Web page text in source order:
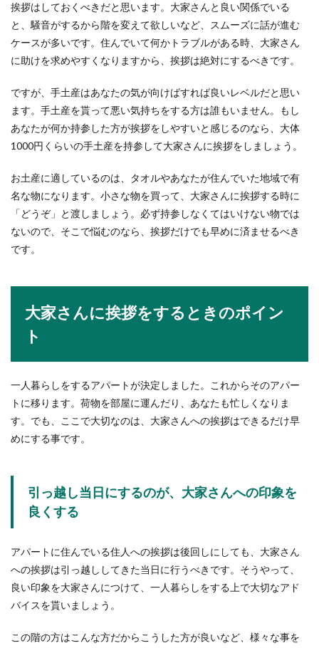
日本...
習方法と上達のコツ
バレーボールの試合はまずサーブから始まりま
す。そのサーブがなかなか上手く入らないと悩ん
でいる方は多い...
スキーとスノボのウェアの違いと兼用
するときの注意点を紹介
能？特徴とデメリット
消えるボールペンは間違った場所を消すことがで
きて便利ですよね。しかしその特徴があることか
ら正式な書類...
挨拶はしておくべきだと思います。大家さんと良い関係でいる
と、騒音がするから階を変えて欲しいなど、スムーズに話が進む
ケースが多いです。住んでいて何かトラブルがある時、大家さん
に助けを求めやすくなりますから、挨拶は絶対にするべきです。
ですが、手土産はあなたの気が向けばすれば良いレベルだと思い
ます。手土産を貰って悪い気持ちをする方は誰もいません。もし
あなたが何か持参した方が挨拶をしやすいと感じるのなら、大体
1000円くらいの手土産を持参して大家さんに挨拶をしましょう。
お土産に適しているのは、タオルやあなたが住んでいた地域で有
名な物になります。小さな物を買って、大家さんに挨拶する時に
「どうぞ」と渡しましょう。必ず持参しなくてはいけない物では
ないので、そこで悩むのなら、挨拶だけでも早めに済ませるべき
です。
大家さんに挨拶をするときのポイン
ト
一人暮らしをするアパートが決定しました。これからそのアパー
トに移ります。荷物を部屋に運んだり、あなたも忙しくなりま
す。でも、ここで大切なのは、大家さんへの挨拶はできるだけ早
めにする事です。
引っ越し当日にするのが、大家さんへの印象を
良くする
アパートに住んでいる住人への挨拶は後回しにしても、大家さん
への挨拶は引っ越ししてきた当日に行うべきです。そうやって、
良い印象を大家さんにつけて、一人暮らしをする上で大切なアド
バイスを貰いましょう。
この階の方はこんな方だからこうした方が良いなど、様々な事を